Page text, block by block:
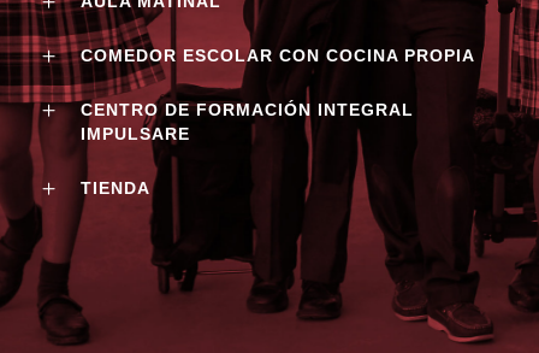
COMEDOR ESCOLAR CON COCINA PROPIA
CENTRO DE FORMACIÓN INTEGRAL
IMPULSARE
TIENDA